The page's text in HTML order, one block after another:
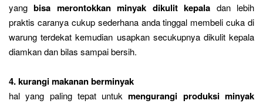
yang bisa merontokkan minyak dikulit kepala dan lebih
praktis caranya cukup sederhana anda tinggal membeli cuka di
warung terdekat kemudian usapkan secukupnya dikulit kepala
diamkan dan bilas sampai bersih.
4. kurangi makanan berminyak
hal yang paling tepat untukmengurangi produksi minyak